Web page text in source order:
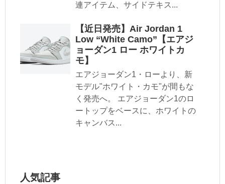
連アイテム、サイドテキス...
【近日発売】Air Jordan 1
Low “White Camo”【エアジ
ョーダン1 ロー ホワイトカ
モ】
エアジョーダン1・ローより、新
モデル"ホワイト・カモ"が間もな
く発売へ。 エアジョーダン1のロ
ートップをベースに、ホワイトの
キャンバス...
人気記事